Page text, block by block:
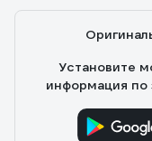
Установите
информация по